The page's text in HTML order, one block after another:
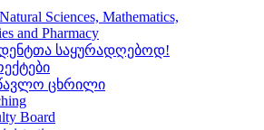
Sciences, Mathematics,
and Pharmacy
საყურადღებოდ!
ცხრილი
Board